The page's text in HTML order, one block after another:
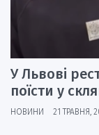
У Львові
поїсти у
НОВИНИ 21 ТРАВНЯ,